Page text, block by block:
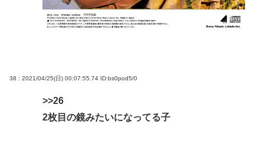
38 : 2021/04/25(日) 00:07:55.74 ID:bs0pod5/0
>>26
2枚目の鏡みたいになってる子